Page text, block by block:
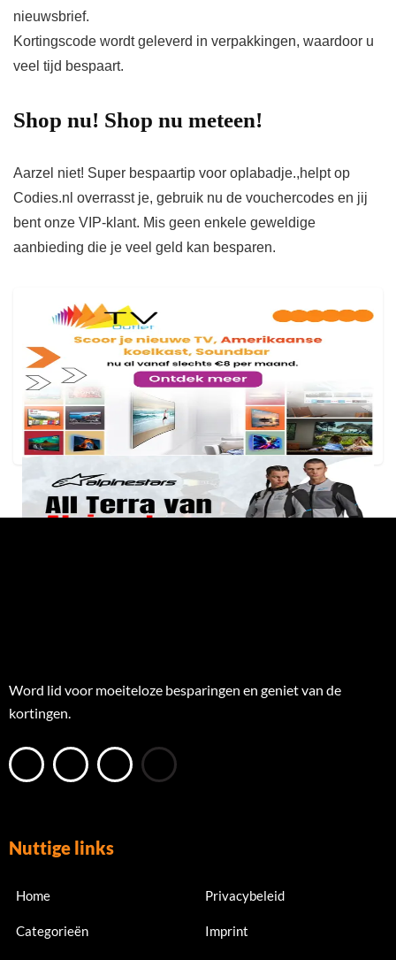
nieuwsbrief.
Kortingscode wordt geleverd in verpakkingen, waardoor u
veel tijd bespaart.
Shop nu! Shop nu meteen!
Aarzel niet! Super bespaartip voor oplabadje.,helpt op
Codies.nl overrasst je, gebruik nu de vouchercodes en jij
bent onze VIP-klant. Mis geen enkele geweldige
aanbieding die je veel geld kan besparen.
Word lid voor moeiteloze besparingen en geniet van de
kortingen.
Nuttige links
Home
Categorieën
Privacybeleid
Imprint